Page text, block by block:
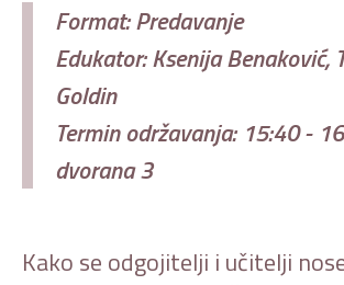
Format: Predavanje
Edukator: Ksenija Benaković,
Goldin
Termin održavanja: 15:40 -
dvorana 3
Kako se odgojitelji i učitelji